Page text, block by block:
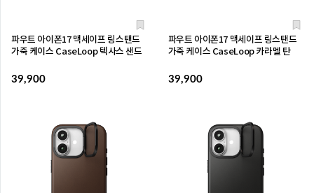
파우트 아이폰17 맥세이프 링스탠드
가죽 케이스 CaseLoop 텍사스 샌드
39,900
파우트 아이폰17 맥세이프 링스탠드
가죽 케이스 CaseLoop 카라멜 탄
39,900